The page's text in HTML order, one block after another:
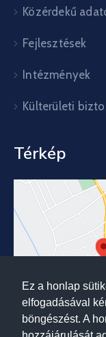
Ez a honlap
elfogadásával
böngészést. A
Közérdekű
Fejlesztések
Intézmények
Külterületi
Térkép